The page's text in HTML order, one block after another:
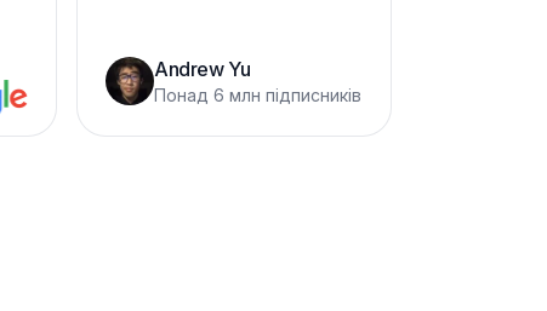
Andrew Yu
Понад 6 млн підписників